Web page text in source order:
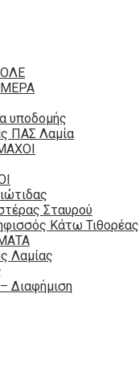
υποδομής
ΠΑΣ Λαμία
Σταυρού
Κάτω Τιθορέας
Λαμίας
Διαφήμιση